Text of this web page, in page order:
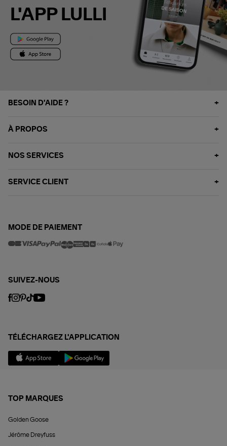
L'APP LULLI
BESOIN D'AIDE ?
À PROPOS
NOS SERVICES
SERVICE CLIENT
MODE DE PAIEMENT
SUIVEZ-NOUS
TÉLÉCHARGEZ L'APPLICATION
TOP MARQUES
Golden Goose
Jérôme Dreyfuss